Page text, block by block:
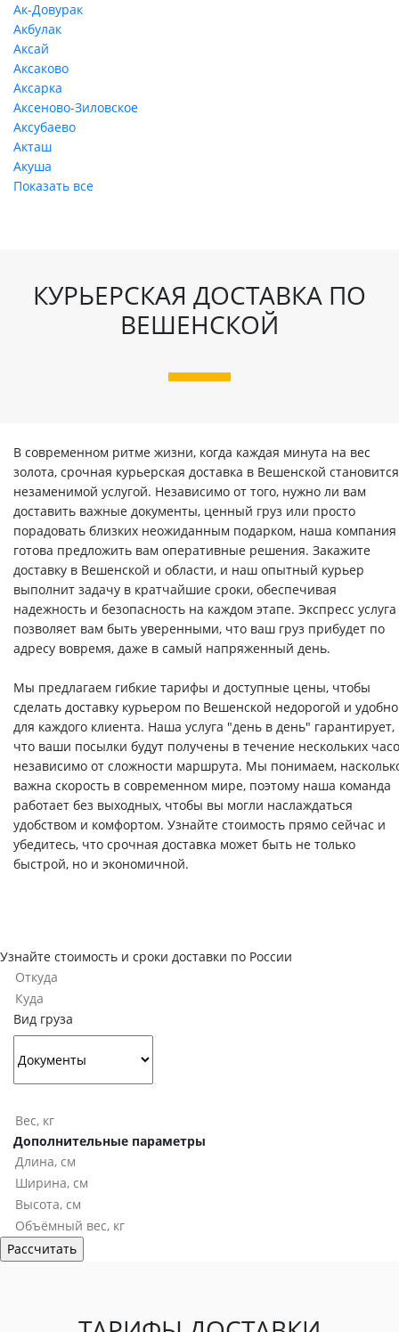
Ак-Довурак
Акбулак
Аксай
Аксаково
Аксарка
Аксеново-Зиловское
Аксубаево
Акташ
Акуша
Показать все
КУРЬЕРСКАЯ ДОСТАВКА ПО
ВЕШЕНСКОЙ
В современном ритме жизни, когда каждая минута на вес
золота, срочная курьерская доставка в Вешенской становится
незаменимой услугой. Независимо от того, нужно ли вам
доставить важные документы, ценный груз или просто
порадовать близких неожиданным подарком, наша компания
готова предложить вам оперативные решения. Закажите
доставку в Вешенской и области, и наш опытный курьер
выполнит задачу в кратчайшие сроки, обеспечивая
надежность и безопасность на каждом этапе. Экспресс услуга
позволяет вам быть уверенными, что ваш груз прибудет по
адресу вовремя, даже в самый напряженный день.
Мы предлагаем гибкие тарифы и доступные цены, чтобы
сделать доставку курьером по Вешенской недорогой и
для каждого клиента. Наша услуга "день в день" гарантирует,
что ваши посылки будут получены в течение нескольких
независимо от сложности маршрута. Мы понимаем,
важна скорость в современном мире, поэтому наша команда
работает без выходных, чтобы вы могли наслаждаться
удобством и комфортом. Узнайте стоимость прямо сейчас и
убедитесь, что срочная доставка может быть не только
быстрой, но и экономичной.
Узнайте стоимость и сроки доставки по России
Вид груза
Дополнительные параметры